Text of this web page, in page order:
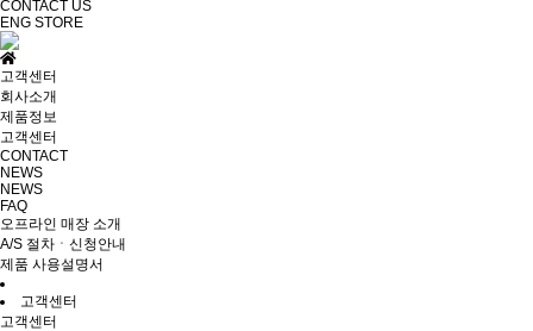
CONTACT US
ENG STORE
고객센터
회사소개
제품정보
고객센터
CONTACT
NEWS
NEWS
FAQ
오프라인 매장 소개
A/S 절차ㆍ신청안내
제품 사용설명서
고객센터
고객센터